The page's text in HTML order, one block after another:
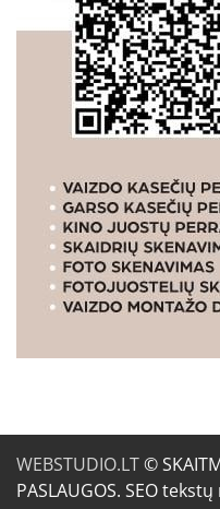
WEBSTUDIO.LT©
PASLAUGOS. SEO